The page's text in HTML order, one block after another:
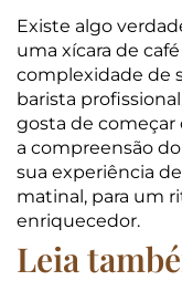
Existe algo
uma xícara de
complexidade de
barista
gosta de começar
a compreensão
sua experiência
matinal, para um
enriquecedor.
Leia